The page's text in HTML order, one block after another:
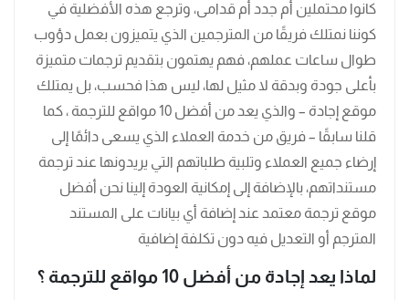
كانوا محتملين أم جدد أم قدامى، وترجع هذه الأفضلية في
كوننا نمتلك فريقًا من المترجمين الذي يتميزون بعمل دؤوب
طوال ساعات عملهم، فهم يهتمون بتقديم ترجمات متميزة
بأعلى جودة وبدقة لا مثيل لها، ليس هذا فحسب، بل يمتلك
موقع إجادة – والذي يعد من أفضل 10 مواقع للترجمة ، كما
قلنا سابقًا – فريق من خدمة العملاء الذي يسعى دائمًا إلى
إرضاء جميع العملاء وتلبية طلباتهم التي يريدونها عند ترجمة
مستنداتهم، بالإضافة إلى إمكانية العودة إلينا نحن أفضل
موقع ترجمة معتمد عند إضافة أي بيانات على المستند
المترجم أو التعديل فيه دون تكلفة إضافية
لماذا يعد إجادة من أفضل 10 مواقع للترجمة ؟